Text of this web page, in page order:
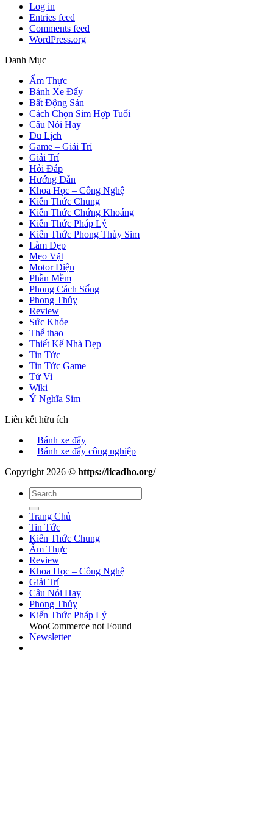
Log in
Entries feed
Comments feed
WordPress.org
Danh Mục
Ẩm Thực
Bánh Xe Đẩy
Bất Động Sản
Cách Chọn Sim Hợp Tuổi
Câu Nói Hay
Du Lịch
Game – Giải Trí
Giải Trí
Hỏi Đáp
Hướng Dẫn
Khoa Học – Công Nghệ
Kiến Thức Chung
Kiến Thức Chứng Khoáng
Kiến Thức Pháp Lý
Kiến Thức Phong Thủy Sim
Làm Đẹp
Mẹo Vặt
Motor Điện
Phần Mềm
Phong Cách Sống
Phong Thủy
Review
Sức Khỏe
Thể thao
Thiết Kế Nhà Đẹp
Tin Tức
Tin Tức Game
Tử Vi
Wiki
Ý Nghĩa Sim
Liên kết hữu ích
+ Bánh xe đẩy
+ Bánh xe đẩy công nghiệp
Copyright 2026 © https://licadho.org/
Trang Chủ
Tin Tức
Kiến Thức Chung
Ẩm Thực
Review
Khoa Học – Công Nghệ
Giải Trí
Câu Nói Hay
Phong Thủy
Kiến Thức Pháp Lý
WooCommerce not Found
Newsletter